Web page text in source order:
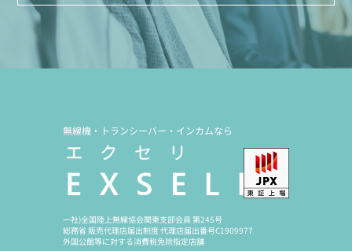
無線機・トランシーバー・インカムなら
一社)全国陸上無線協会関東支部会員 第245号
総務省 販売代理店届出制度 代理店届出番号C1909977
外国公館等に対する消費税免除指定店舗